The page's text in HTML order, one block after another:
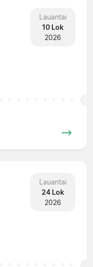
Lauantai
10 Lok
2026
Lauantai
24 Lok
2026